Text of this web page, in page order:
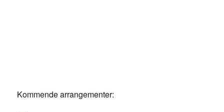
Kommende arrangementer: